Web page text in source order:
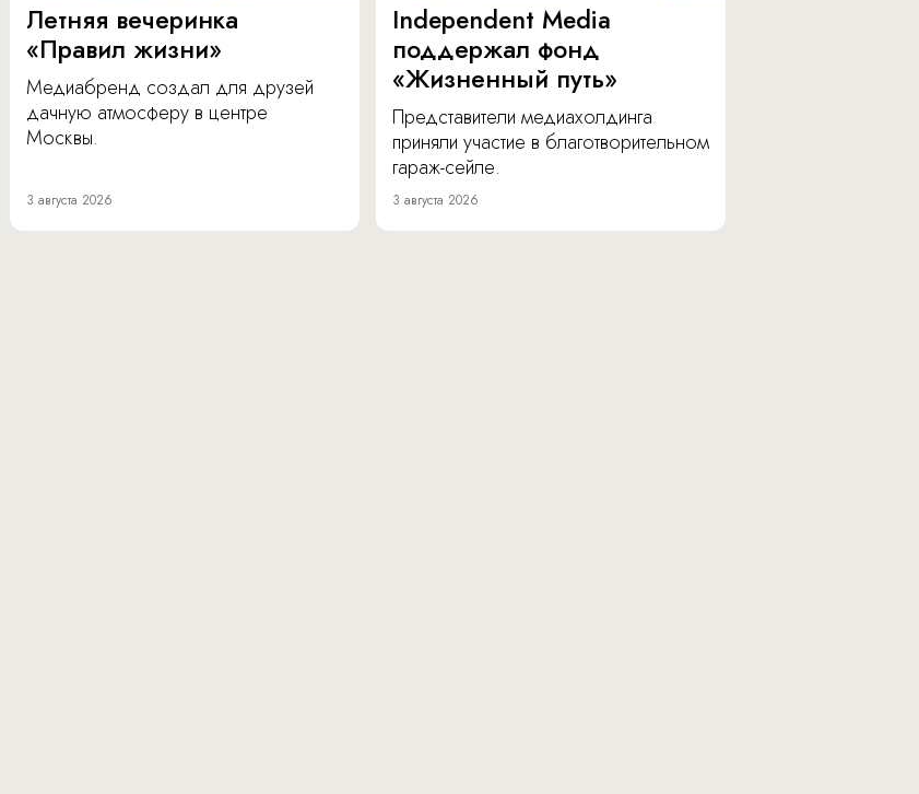
Летняя вечеринка
«Правил жизни»
Медиабренд создал для друзей
дачную атмосферу в центре
Москвы.
3 августа 2026
Independent Media
поддержал фонд
«Жизненный путь»
Представители медиахолдинга
приняли участие в благотворительном
гараж-сейле.
3 августа 2026